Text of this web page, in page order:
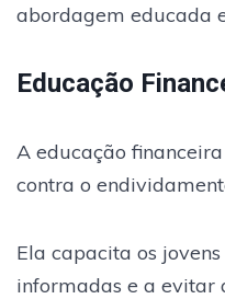
abordagem educada
Educação
A educação
contra o
Ela capacita os
informadas e a evitar